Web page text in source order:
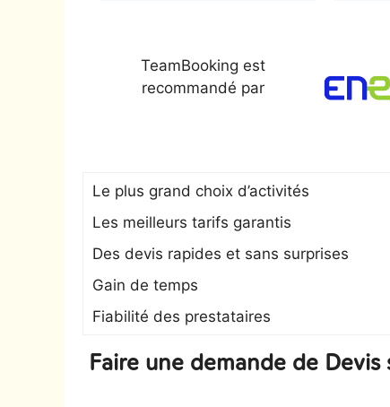
TeamBooking est
recommandé par
Le plus grand choix d’activités
Les meilleurs tarifs garantis
Des devis rapides et sans surprises
Gain de temps
Fiabilité des prestataires
Faire une demande de Devis